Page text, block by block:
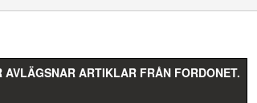
ARTIKLAR FRÅN FORDONET.